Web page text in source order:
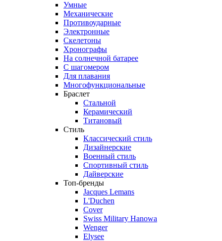
Умные
Механические
Противоударные
Электронные
Скелетоны
Хронографы
На солнечной батарее
С шагомером
Для плавания
Многофункциональные
Браслет
Стальной
Керамический
Титановый
Стиль
Классический стиль
Дизайнерские
Военный стиль
Спортивный стиль
Дайверские
Топ-бренды
Jacques Lemans
L'Duchen
Cover
Swiss Military Hanowa
Wenger
Elysee